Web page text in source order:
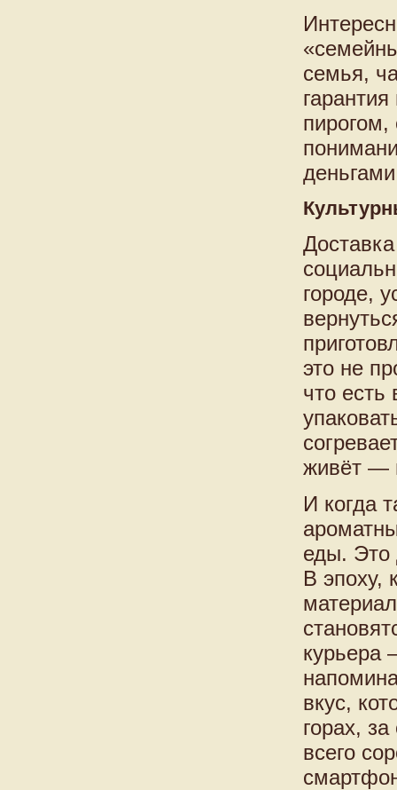
семья,
городе,
это не
что есть
живёт —
И когда
еды. Это
В эпоху,
курьера
вкус,
горах,
всего